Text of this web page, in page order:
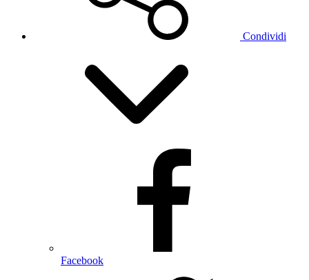
Condividi
Facebook